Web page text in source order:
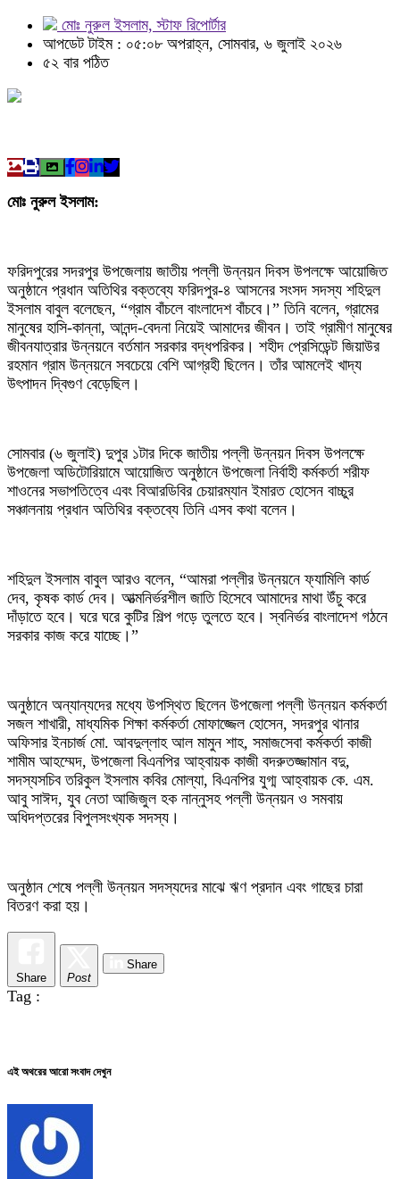
মোঃ নুরুল ইসলাম, স্টাফ রিপোর্টার
আপডেট টাইম : ০৫:০৮ অপরাহ্ন, সোমবার, ৬ জুলাই ২০২৬
৫২ বার পঠিত
মোঃ নুরুল ইসলাম:
ফরিদপুরের সদরপুর উপজেলায় জাতীয় পল্লী উন্নয়ন দিবস উপলক্ষে আয়োজিত
অনুষ্ঠানে প্রধান অতিথির বক্তব্যে ফরিদপুর-৪ আসনের সংসদ সদস্য শহিদুল
ইসলাম বাবুল বলেছেন, “গ্রাম বাঁচলে বাংলাদেশ বাঁচবে।” তিনি বলেন, গ্রামের
মানুষের হাসি-কান্না, আনন্দ-বেদনা নিয়েই আমাদের জীবন। তাই গ্রামীণ মানুষের
জীবনযাত্রার উন্নয়নে বর্তমান সরকার বদ্ধপরিকর। শহীদ প্রেসিডেন্ট জিয়াউর
রহমান গ্রাম উন্নয়নে সবচেয়ে বেশি আগ্রহী ছিলেন। তাঁর আমলেই খাদ্য
উৎপাদন দ্বিগুণ বেড়েছিল।
সোমবার (৬ জুলাই) দুপুর ১টার দিকে জাতীয় পল্লী উন্নয়ন দিবস উপলক্ষে
উপজেলা অডিটোরিয়ামে আয়োজিত অনুষ্ঠানে উপজেলা নির্বাহী কর্মকর্তা শরীফ
শাওনের সভাপতিত্বে এবং বিআরডিবির চেয়ারম্যান ইমারত হোসেন বাচ্চুর
সঞ্চালনায় প্রধান অতিথির বক্তব্যে তিনি এসব কথা বলেন।
শহিদুল ইসলাম বাবুল আরও বলেন, “আমরা পল্লীর উন্নয়নে ফ্যামিলি কার্ড
দেব, কৃষক কার্ড দেব। আত্মনির্ভরশীল জাতি হিসেবে আমাদের মাথা উঁচু করে
দাঁড়াতে হবে। ঘরে ঘরে কুটির শিল্প গড়ে তুলতে হবে। স্বনির্ভর বাংলাদেশ গঠনে
সরকার কাজ করে যাচ্ছে।”
অনুষ্ঠানে অন্যান্যদের মধ্যে উপস্থিত ছিলেন উপজেলা পল্লী উন্নয়ন কর্মকর্তা
সজল শাখারী, মাধ্যমিক শিক্ষা কর্মকর্তা মোফাজ্জেল হোসেন, সদরপুর থানার
অফিসার ইনচার্জ মো. আবদুল্লাহ আল মামুন শাহ, সমাজসেবা কর্মকর্তা কাজী
শামীম আহম্মেদ, উপজেলা বিএনপির আহ্বায়ক কাজী বদরুতজ্জামান বদু,
সদস্যসচিব তরিকুল ইসলাম কবির মোল্যা, বিএনপির যুগ্ম আহ্বায়ক কে. এম.
আবু সাঈদ, যুব নেতা আজিজুল হক নান্নুসহ পল্লী উন্নয়ন ও সমবায়
অধিদপ্তরের বিপুলসংখ্যক সদস্য।
অনুষ্ঠান শেষে পল্লী উন্নয়ন সদস্যদের মাঝে ঋণ প্রদান এবং গাছের চারা
বিতরণ করা হয়।
Share Post
Share
Tag :
এই অথরের আরো সংবাদ দেখুন